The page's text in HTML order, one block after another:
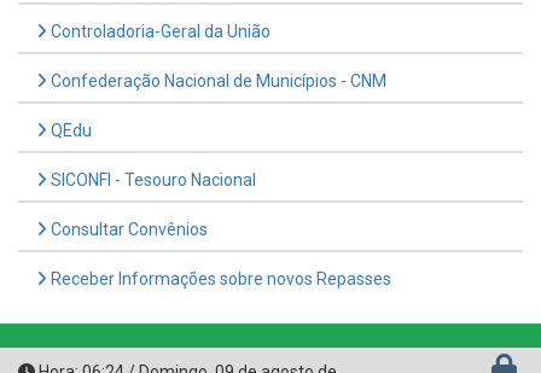
Confederação Nacional de Municípios - CNM
QEdu
SICONFI - Tesouro Nacional
Consultar Convênios
Receber Informações sobre novos Repasses
Hora:06:24/Domingo,09 de agosto de
2026